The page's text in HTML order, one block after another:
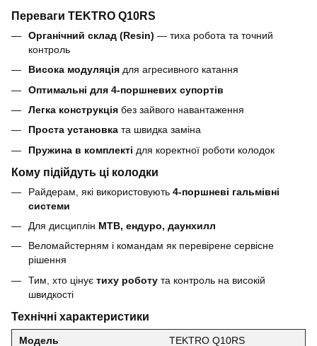
Переваги TEKTRO Q10RS
Органічний склад (Resin) — тиха робота та точний
контроль
Висока модуляція для агресивного катання
Оптимальні для 4-поршневих супортів
Легка конструкція без зайвого навантаження
Проста установка та швидка заміна
Пружина в комплекті для коректної роботи колодок
Кому підійдуть ці колодки
Райдерам, які використовують 4-поршневі гальмівні
системи
Для дисциплін MTB, ендуро, даунхилл
Веломайстерням і командам як перевірене сервісне
рішення
Тим, хто цінує тиху роботу та контроль на високій
швидкості
Технічні характеристики
Модель TEKTRO Q10RS